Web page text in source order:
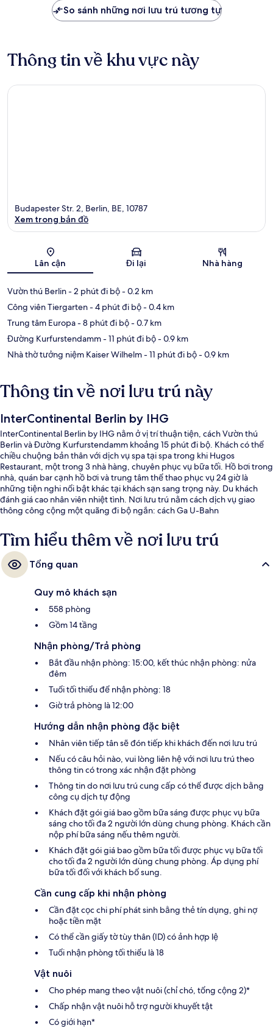
So sánh những nơi lưu trú tương tự
Thông tin về khu vực này
Bản đồ
Budapester Str. 2, Berlin, BE, 10787
Xem trong bản đồ
Lân cận Đi lại Nhà hàng
Vườn thú Berlin- 2 phút đi bộ- 0.2 km
Công viên Tiergarten- 4 phút đi bộ- 0.4 km
Trung tâm Europa- 8 phút đi bộ- 0.7 km
Đường Kurfurstendamm- 11 phút đi bộ- 0.9 km
Nhà thờ tưởng niệm Kaiser Wilhelm- 11 phút đi bộ- 0.9 km
Thông tin về nơi lưu trú này
InterContinental Berlin by IHG
InterContinental Berlin by IHG nằm ở vị trí thuận tiện, cách Vườn thú
Berlin và Đường Kurfurstendamm khoảng 15 phút đi bộ. Khách có thể
chiều chuộng bản thân với dịch vụ spa tại spa trong khi Hugos
Restaurant, một trong 3 nhà hàng, chuyên phục vụ bữa tối. Hồ bơi trong
nhà, quán bar cạnh hồ bơi và trung tâm thể thao phục vụ 24 giờ là
những tiện nghi nổi bật khác tại khách sạn sang trọng này. Du khách
đánh giá cao nhân viên nhiệt tình. Nơi lưu trú nằm cách dịch vụ giao
thông công cộng một quãng đi bộ ngắn: cách Ga U-Bahn
Tìm hiểu thêm về nơi lưu trú
Tổng quan
Quy mô khách sạn
558 phòng
Gồm 14 tầng
Nhận phòng/Trả phòng
Bắt đầu nhận phòng: 15:00, kết thúc nhận phòng: nửa
đêm
Tuổi tối thiểu để nhận phòng: 18
Giờ trả phòng là 12:00
Hướng dẫn nhận phòng đặc biệt
Nhân viên tiếp tân sẽ đón tiếp khi khách đến nơi lưu trú
Nếu có câu hỏi nào, vui lòng liên hệ với nơi lưu trú theo
thông tin có trong xác nhận đặt phòng
Thông tin do nơi lưu trú cung cấp có thể được dịch bằng
công cụ dịch tự động
Khách đặt gói giá bao gồm bữa sáng được phục vụ bữa
sáng cho tối đa 2 người lớn dùng chung phòng. Khách cần
nộp phí bữa sáng nếu thêm người.
Khách đặt gói giá bao gồm bữa tối được phục vụ bữa tối
cho tối đa 2 người lớn dùng chung phòng. Áp dụng phí
bữa tối đối với khách bổ sung.
Cần cung cấp khi nhận phòng
Cần đặt cọc chi phí phát sinh bằng thẻ tín dụng, ghi nợ
hoặc tiền mặt
Có thể cần giấy tờ tùy thân (ID) có ảnh hợp lệ
Tuổi nhận phòng tối thiểu là 18
Vật nuôi
Cho phép mang theo vật nuôi (chỉ chó, tổng cộng 2)*
Chấp nhận vật nuôi hỗ trợ người khuyết tật
Có giới hạn*